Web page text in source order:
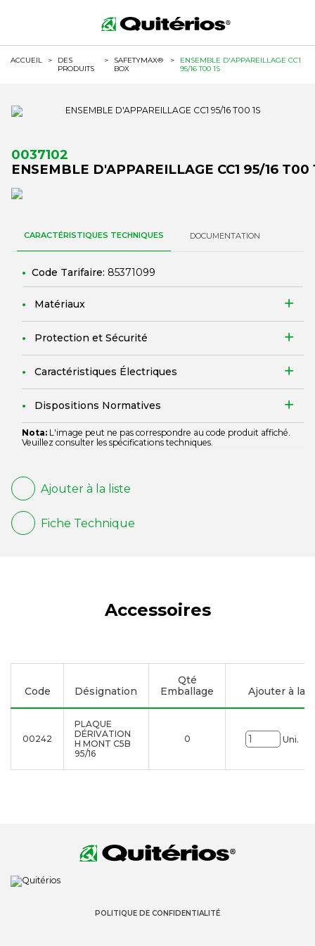
ACCUEIL >
DES
PRODUITS
>
SAFETYMAX®
BOX
>
ENSEMBLE D'APPAREILLAGE CC1
95/16 T00 1S
0037102
ENSEMBLE D'APPAREILLAGE CC1 95/16 T00
CARACTÉRISTIQUES TECHNIQUES DOCUMENTATION
Code Tarifaire: 85371099
Matériaux
Protection et Sécurité
Caractéristiques Électriques
Dispositions Normatives
Nota: L'image peut ne pas correspondre au code produit affiché.
Veuillez consulter les spécifications techniques.
Ajouter à la liste
Fiche Technique
Accessoires
Code Désignation
Qté
Emballage
Ajouter à la
00242
PLAQUE
DÉRIVATION
H MONT C5B
95/16
0 Uni.
POLITIQUE DE CONFIDENTIALITÉ